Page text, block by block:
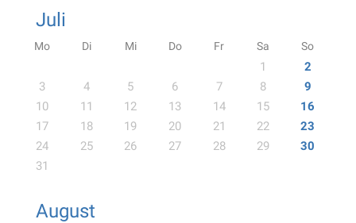
Juli
Mo Di Mi Do Fr Sa So
1
2
3
4 5 6 7 8
9
10
11 12 13 14 15
16
17
18 19 20 21 22
23
24
25 26 27 28 29
30
31
August